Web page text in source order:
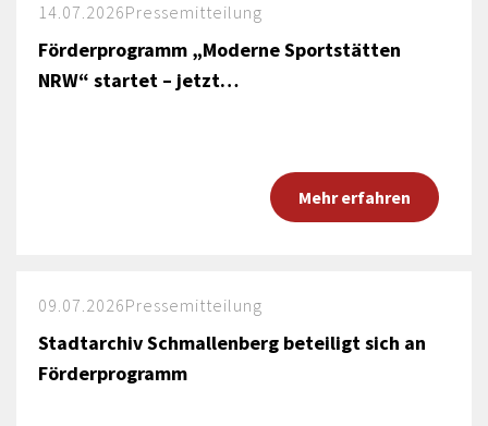
14.07.2026Pressemitteilung
Förderprogramm „Moderne Sportstätten
NRW“ startet – jetzt…
Mehr erfahren
09.07.2026Pressemitteilung
Stadtarchiv Schmallenberg beteiligt sich an
Förderprogramm